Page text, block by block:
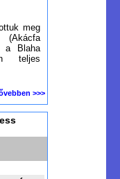
meg
a Blaha
teljes
>>>